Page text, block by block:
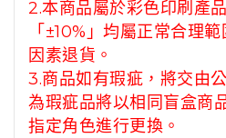
2.本商品屬於彩色印刷產
「±10%」均屬正常合理
因素退貨。
3.商品如有瑕疵，將交由
為瑕疵品將以相同盲盒商
指定角色進行更換。